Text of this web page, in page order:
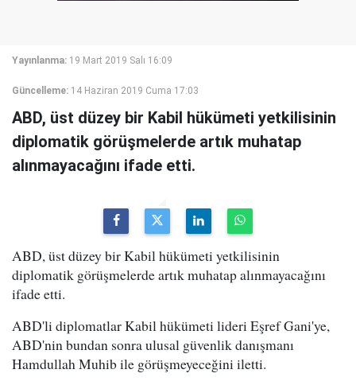
Yayınlanma: 19 Mart 2019 Salı 16:09
Güncelleme: 14 Haziran 2019 Cuma 17:03
ABD, üst düzey bir Kabil hükümeti yetkilisinin
diplomatik görüşmelerde artık muhatap
alınmayacağını ifade etti.
ABD, üst düzey bir Kabil hükümeti yetkilisinin
diplomatik görüşmelerde artık muhatap alınmayacağını
ifade etti.
ABD'li diplomatlar Kabil hükümeti lideri Eşref Gani'ye,
ABD'nin bundan sonra ulusal güvenlik danışmanı
Hamdullah Muhib ile görüşmeyeceğini iletti.